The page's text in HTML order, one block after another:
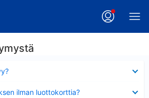
ilman luottokorttia?